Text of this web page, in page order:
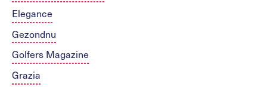
Elegance
Gezondnu
Golfers Magazine
Grazia